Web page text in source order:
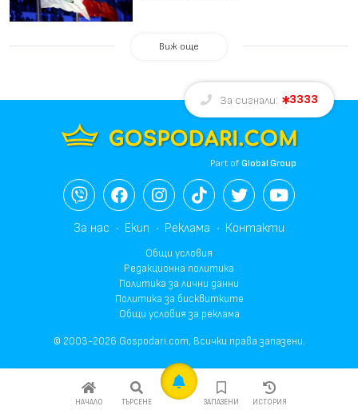
Виж още
НАЧАЛО ТЪРСЕНЕ ЗАПАЗЕНИ ИСТОРИЯ
За сигнали: 3333
Part ofGlobal Group
За нас Екип Реклама Контакти
Общи условия
Редакционна политика
Политика за лични данни
Политика за бисквитките
Общи условия за реклама
© 2003-2026 Gospodari.com, Всички права запазени.